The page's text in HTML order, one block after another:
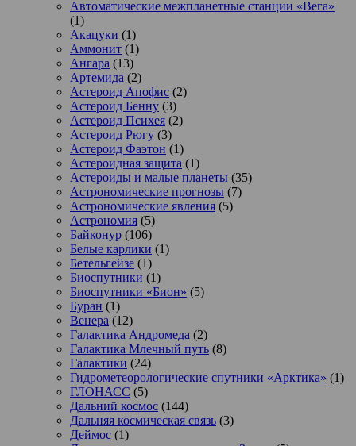
Автоматические межпланетные станции «Вега»
(1)
Акацуки (1)
Аммонит (1)
Ангара (13)
Артемида (2)
Астероид Апофис (2)
Астероид Бенну (3)
Астероид Психея (2)
Астероид Рюгу (3)
Астероид Фаэтон (1)
Астероидная защита (1)
Астероиды и малые планеты (35)
Астрономические прогнозы (7)
Астрономические явления (5)
Астрономия (5)
Байконур (106)
Белые карлики (1)
Бетельгейзе (1)
Биоспутники (1)
Биоспутники «Бион» (5)
Буран (1)
Венера (12)
Галактика Андромеда (2)
Галактика Млечный путь (8)
Галактики (24)
Гидрометеорологические спутники «Арктика» (1)
ГЛОНАСС (5)
Дальний космос (144)
Дальняя космическая связь (3)
Деймос (1)